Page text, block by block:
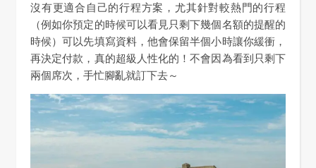
沒有更適合自己的行程方案，尤其針對較熱門的行程
（例如你預定的時候可以看見只剩下幾個名額的提醒的
時候）可以先填寫資料，他會保留半個小時讓你緩衝，
再決定付款，真的超級人性化的！不會因為看到只剩下
兩個席次，手忙腳亂就訂下去～